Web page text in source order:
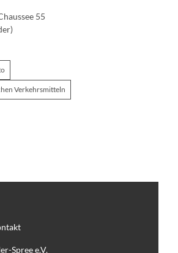
55
Verkehrsmitteln
Spree e.V.